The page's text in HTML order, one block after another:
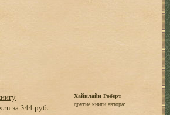
за 344 руб.
Хайнлайн Роберт
другие книги автора: